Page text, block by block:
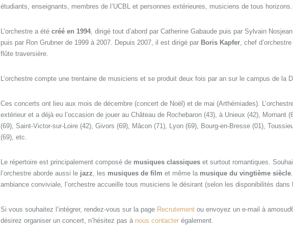
étudiants, enseignants, membres de l’UCBL et personnes extérieures, musiciens de tous horizons.
L’orchestre a étécréé en 1994 , dirigé tout d’abord par Catherine Gabaude puis par Sylvain
puis par Ron Grubner de 1999 à 2007. Depuis 2007, il est dirigé par Boris Kapfer , chef
flûte traversière.
L’orchestre compte une trentaine de musiciens et se produit deux fois par an sur le campus de la
Ces concerts ont lieu aux mois de décembre (concert de Noël) et de mai (Arthémiades).
extérieur et a déjà eu l’occasion de jouer au Château de Rochebaron (43), à Unieux (42), Mornant
(69), Saint-Victor-sur-Loire (42), Givors (69), Mâcon (71), Lyon (69), Bourg-en-Bresse (01),
(69), etc.
Le répertoire est principalement composé de musiques classiques et surtout romantiques.
l’orchestre aborde aussi le jazz , les musiques de film et même la musique du vingtième siècle
ambiance conviviale, l’orchestre accueille tous musiciens le désirant (selon les disponibilités dans
Si vous souhaitez l’intégrer, rendez-vous sur la page Recrutement ou envoyez un e-mail à
désirez organiser un concert, n’hésitez pas à nous contacter également.